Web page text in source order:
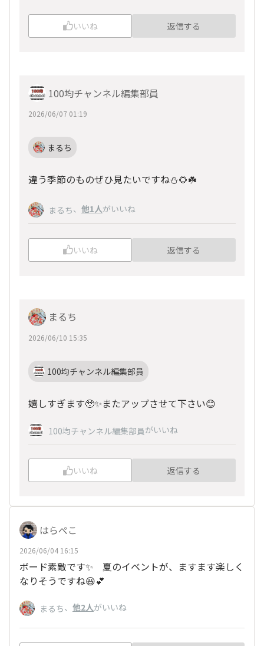
いいね 返信する
100均チャンネル編集部員
2026/06/07 01:19
まるち
違う季節のものぜひ見たいですね⛄️🌻☘️
まるち、 他1人がいいね
いいね 返信する
まるち
2026/06/10 15:35
100均チャンネル編集部員
嬉しすぎます🥹✨またアップさせて下さい😊
100均チャンネル編集部員がいいね
いいね 返信する
はらぺこ
2026/06/04 16:15
ボード素敵です✨ 夏のイベントが、ますます楽しく
なりそうですね😆💕
まるち、 他2人がいいね